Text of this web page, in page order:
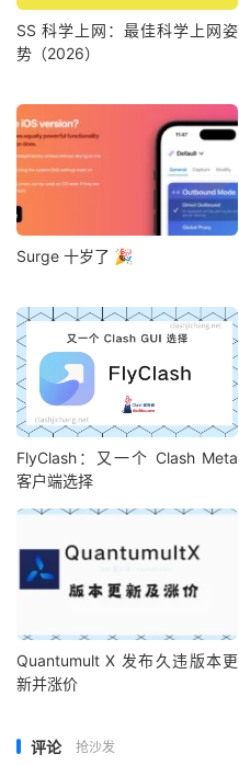
SS 科学上网：最佳科学上网姿
势（2026）
Surge 十岁了 🎉
FlyClash：又一个 Clash Meta
客户端选择
Quantumult X 发布久违版本更
新并涨价
评论 抢沙发